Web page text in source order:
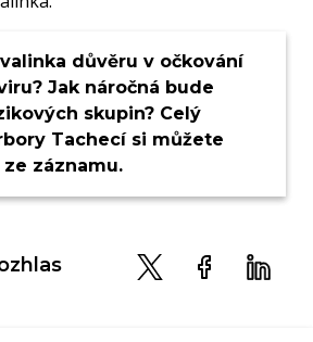
důvěru v očkování
Jak náročná bude
skupin? Celý
Tachecí si můžete
záznamu.